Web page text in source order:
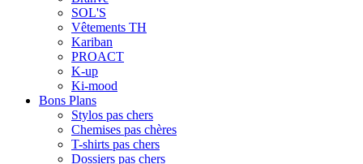
SOL'S
Vêtements TH
Kariban
PROACT
K-up
Ki-mood
Bons Plans
Stylos pas chers
Chemises pas chères
T-shirts pas chers
Dossiers pas chers